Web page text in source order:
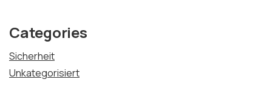
Categories
Sicherheit
Unkategorisiert